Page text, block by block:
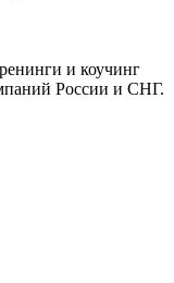
и коучинг
России и СНГ.